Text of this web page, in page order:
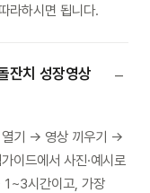
라하시면 됩니다.
잔치 성장영상
열기 → 영상 끼우기 →
이드에서 사진·예시로
1~3시간이고, 가장